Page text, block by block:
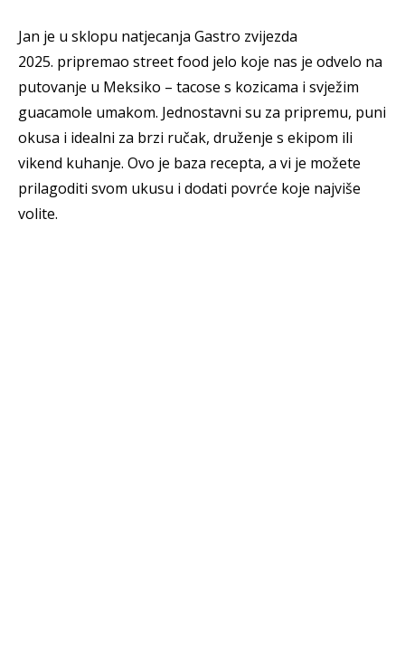
Jan je u sklopu natjecanja Gastro zvijezda
2025. pripremao street food jelo koje nas je odvelo na
putovanje u Meksiko – tacose s kozicama i svježim
guacamole umakom. Jednostavni su za pripremu, puni
okusa i idealni za brzi ručak, druženje s ekipom ili
vikend kuhanje. Ovo je baza recepta, a vi je možete
prilagoditi svom ukusu i dodati povrće koje najviše
volite.